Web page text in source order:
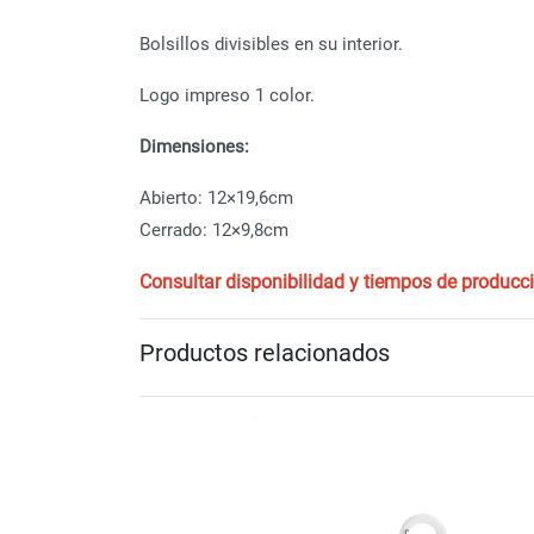
Bolsillos divisibles en su interior.
Logo impreso 1 color.
Dimensiones:
Abierto: 12×19,6cm
Cerrado: 12×9,8cm
Consultar disponibilidad y tiempos de
Productos relacionados